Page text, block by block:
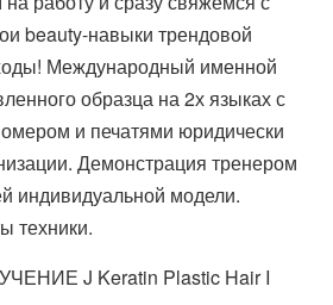
beauty-навыки трендовой
Международный именной
образца на 2х языках с
и печатями юридически
Демонстрация тренером
индивидуальной модели.
техники.
J Keratin Plastic Hair I